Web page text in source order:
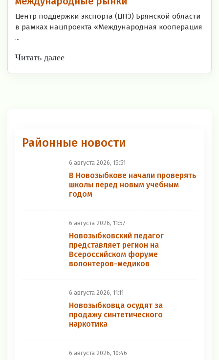
Центр поддержки экспорта (ЦПЭ) Брянской области
в рамках нацпроекта «Международная кооперация
...
Читать далее
Районные новости
6 августа 2026, 15:51
В Новозыбкове начали проверять
школы перед новым учебным
годом
6 августа 2026, 11:57
Новозыбковский педагог
представляет регион на
Всероссийском форуме
волонтеров-медиков
6 августа 2026, 11:11
Новозыбковца осудят за
продажу синтетического
наркотика
6 августа 2026, 10:46